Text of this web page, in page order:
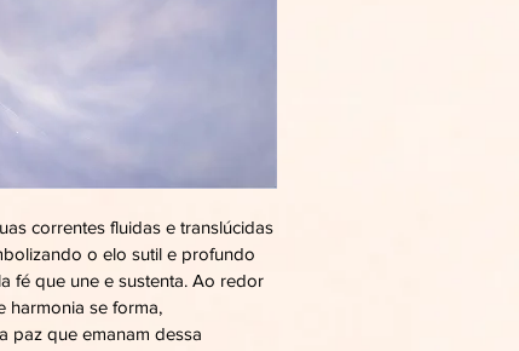
correntes fluidas e translúcidas
o elo sutil e profundo
fé que une e sustenta. Ao redor
harmonia se forma,
paz que emanam dessa